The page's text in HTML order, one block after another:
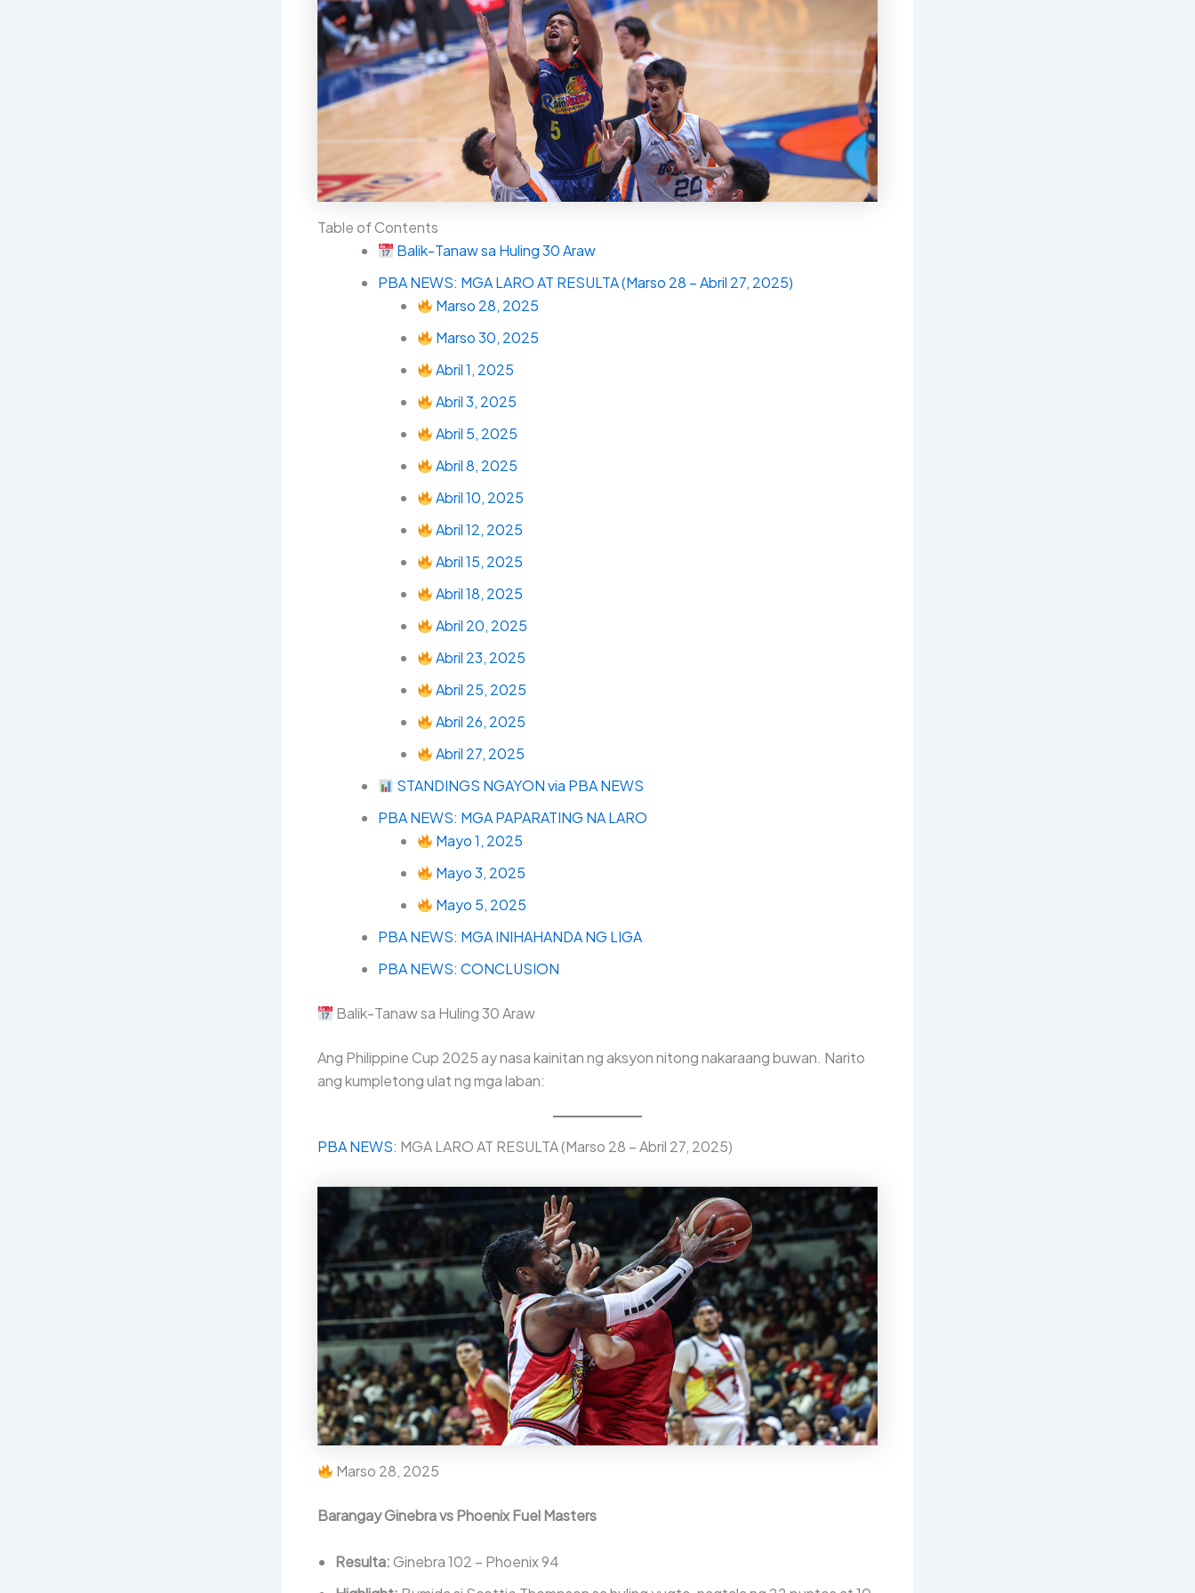
Table of Contents
Balik-Tanaw sa Huling 30 Araw
PBA NEWS: MGA LARO AT RESULTA (Marso 28 – Abril 27, 2025)
Marso 28, 2025
Marso 30, 2025
Abril 1, 2025
Abril 3, 2025
Abril 5, 2025
Abril 8, 2025
Abril 10, 2025
Abril 12, 2025
Abril 15, 2025
Abril 18, 2025
Abril 20, 2025
Abril 23, 2025
Abril 25, 2025
Abril 26, 2025
Abril 27, 2025
STANDINGS NGAYON via PBA NEWS
PBA NEWS: MGA PAPARATING NA LARO
Mayo 1, 2025
Mayo 3, 2025
Mayo 5, 2025
PBA NEWS: MGA INIHAHANDA NG LIGA
PBA NEWS: CONCLUSION
Balik-Tanaw sa Huling 30 Araw
Ang Philippine Cup 2025 ay nasa kainitan ng aksyon nitong nakaraang buwan. Narito
ang kumpletong ulat ng mga laban:
PBA NEWS: MGA LARO AT RESULTA (Marso 28 – Abril 27, 2025)
Marso 28, 2025
Barangay Ginebra vs Phoenix Fuel Masters
Resulta:Ginebra 102 – Phoenix 94